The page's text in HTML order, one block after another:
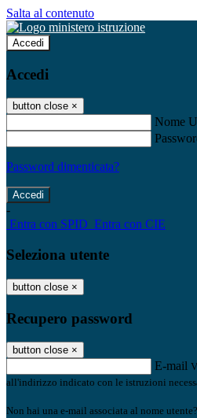
Salta al contenuto
Accedi
Accedi
button close ×
Nome
Password dimenticata?
-
Entra con SPID Entra con CIE
Seleziona utente
button close ×
Recupero password
button close ×
E-mail
all'indirizzo indicato con le istruzioni
Non hai una e-mail associata al nome